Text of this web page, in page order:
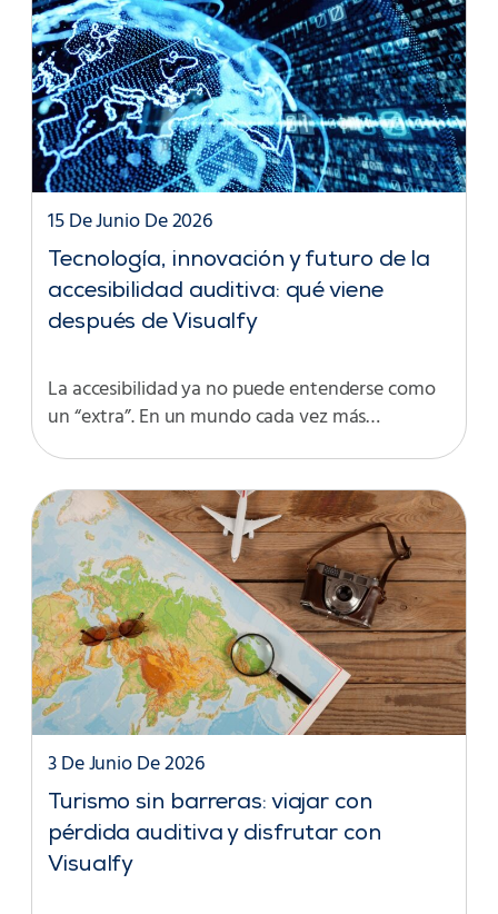
Tecnología, innovación y futuro de la
accesibilidad auditiva: qué viene
después de Visualfy
15 De Junio De 2026
La accesibilidad ya no puede entenderse como
un “extra”. En un mundo cada vez más…
Turismo sin barreras: viajar con
pérdida auditiva y disfrutar con
Visualfy
3 De Junio De 2026